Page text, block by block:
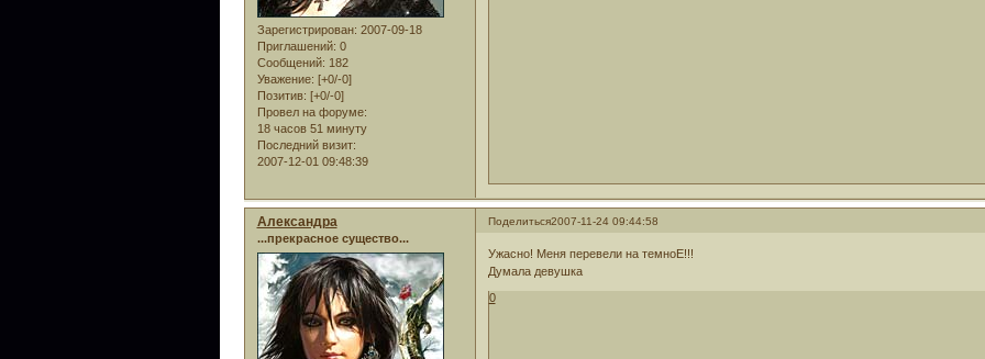
Зарегистрирован: 2007-09-18
Приглашений: 0
Сообщений: 182
Уважение: [+0/-0]
Позитив: [+0/-0]
Провел на форуме:
18 часов 51 минуту
Последний визит:
2007-12-01 09:48:39
Поделиться2007-11-24 09:44:58
Александра
...прекрасное существо...
Ужасно! Меня перевели на темноЕ!!!
Думала девушка
0